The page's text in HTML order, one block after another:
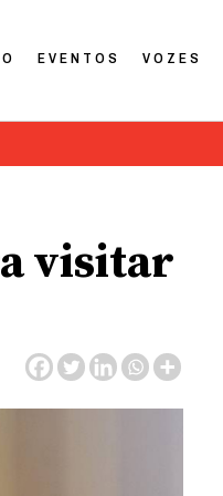
EVENTOS VOZES
visitar